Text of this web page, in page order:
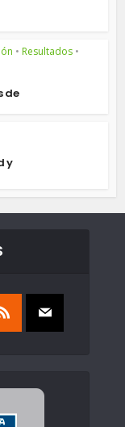
• Resultados •
de
y